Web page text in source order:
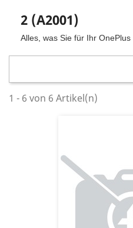
2 (A2001)
Alles, was Sie für Ihr OnePlus
1 - 6 von 6 Artikel(n)